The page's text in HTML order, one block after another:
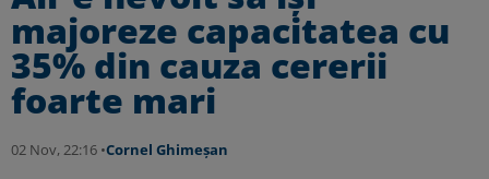
majoreze capacitatea cu
35% din cauza cererii
foarte mari
02 Nov, 22:16 •Cornel Ghimeșan